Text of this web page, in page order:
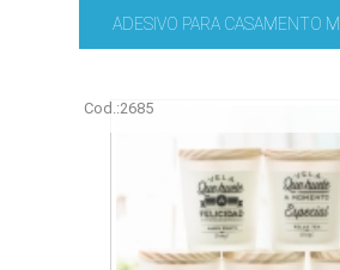
ADESIVO PARA CASAMENTO
Cod.:2685